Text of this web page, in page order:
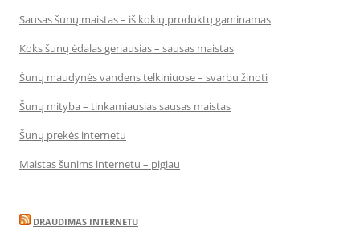
Sausas šunų maistas – iš kokių produktų gaminamas
Koks šunų ėdalas geriausias – sausas maistas
Šunų maudynės vandens telkiniuose – svarbu žinoti
Šunų mityba – tinkamiausias sausas maistas
Šunų prekės internetu
Maistas šunims internetu – pigiau
DRAUDIMAS INTERNETU